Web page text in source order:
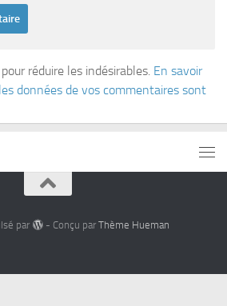
réduire les indésirables. En savoir
données de vos commentaires sont
par - Conçu par Thème Hueman